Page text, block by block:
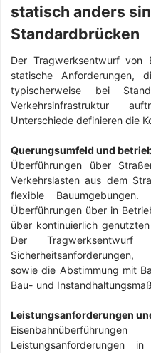
statisch anders
Standardbrücken
Der Tragwerksentwurf von
statische Anforderungen,
typischerweise bei
Verkehrsinfrastruktur
Unterschiede definieren die
Querungsumfeld und
Überführungen über
Verkehrslasten aus dem
flexible
Überführungen über in
über kontinuierlich
Der
sowie die Abstimmung mit
Bau- und
Leistungsanforderungen
Leistungsanforderungen